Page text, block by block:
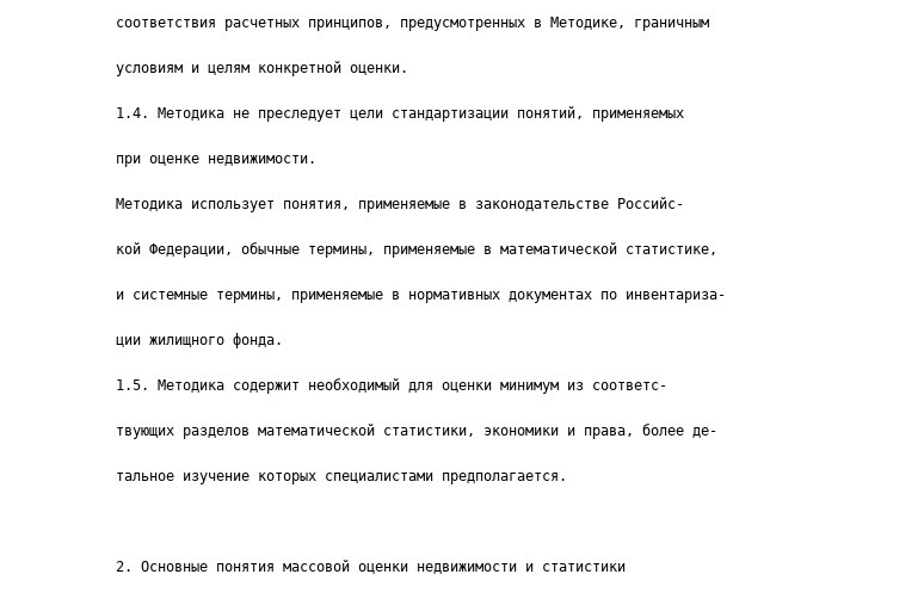
соответствия расчетных принципов, предусмотренных в Методике, граничным
условиям и целям конкретной оценки.
1.4. Методика не преследует цели стандартизации понятий, применяемых
при оценке недвижимости.
Методика использует понятия, применяемые в законодательстве Российс-
кой Федерации, обычные термины, применяемые в математической статистике,
и системные термины, применяемые в нормативных документах по инвентариза-
ции жилищного фонда.
1.5. Методика содержит необходимый для оценки минимум из соответс-
твующих разделов математической статистики, экономики и права, более де-
тальное изучение которых специалистами предполагается.
2. Основные понятия массовой оценки недвижимости и статистики